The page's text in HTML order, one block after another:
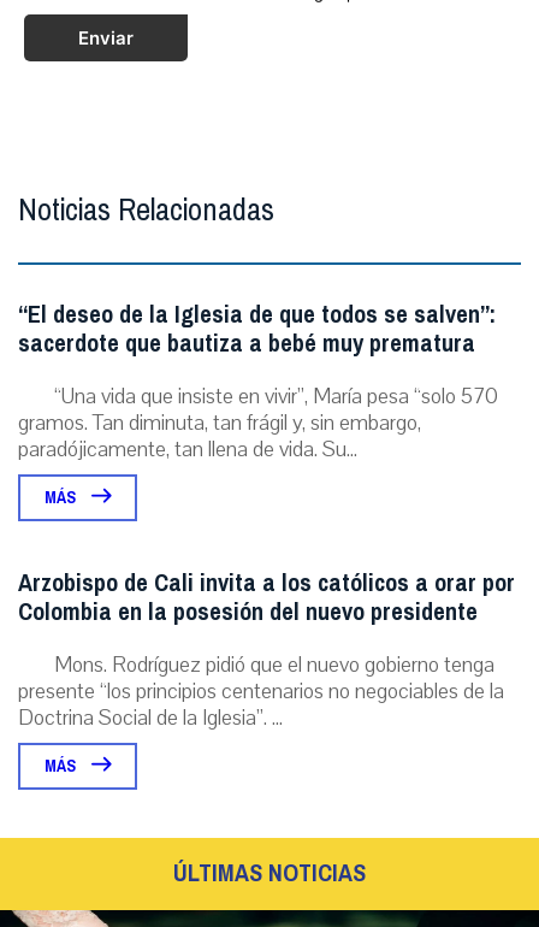
Enviar
Noticias Relacionadas
“El deseo de la Iglesia de que todos se salven”:
sacerdote que bautiza a bebé muy prematura
“Una vida que insiste en vivir”, María pesa “solo 570
gramos. Tan diminuta, tan frágil y, sin embargo,
paradójicamente, tan llena de vida. Su...
MÁS
Arzobispo de Cali invita a los católicos a orar por
Colombia en la posesión del nuevo presidente
Mons. Rodríguez pidió que el nuevo gobierno tenga
presente “los principios centenarios no negociables de la
Doctrina Social de la Iglesia”. ...
MÁS
ÚLTIMAS NOTICIAS